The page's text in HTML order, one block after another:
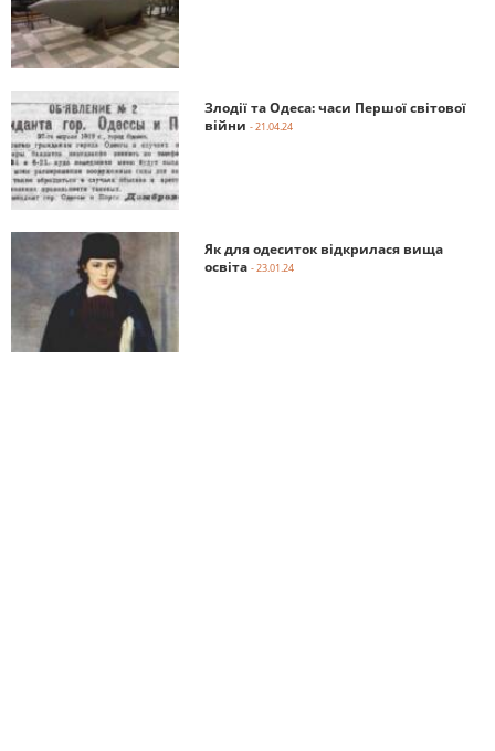
Злодії та Одеса: часи Першої світової
війни - 21.04.24
Як для одеситок відкрилася вища
освіта - 23.01.24